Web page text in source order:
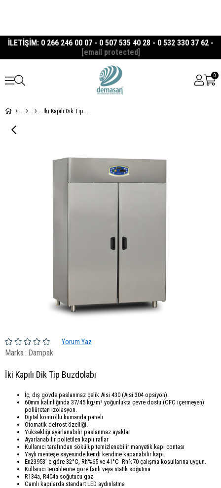
İLETİŞİM: 0 266 246 00 07 - 0 507 535 40 28 - 0 532 330 37 62 -
[email protected]
0
İki Kapılı Dik Tip Buzdolabı
Yorum Yaz
Marka: Dampak
İki Kapılı Dik Tip Buzdolabı
İç, dış gövde paslanmaz çelik Aisi 430 (Aisi 304 opsiyon).
60mm kalınlığında 37/45 kg/m³ yoğunlukta çevre dostu (CFC içermeyen)
poliüretan izolasyon.
Dijital kontrollü kumanda paneli
Otomatik defrost özelliği.
Yüksekliği ayarlanabilir paslanmaz ayaklar
Ayarlanabilir polietilen kaplı raflar
Kullanıcı tarafından sökülüp temizlenebilir manyetik kapı contası
Yaylı menteşe sayesinde kendi kendine kapanabilir kapı.
En23953’ e göre 32°C, Rh%65 ve 41°C Rh%70 çalışma koşullarına uygun.
Kullanıcı tercihlerine göre fanlı veya statik soğutma
R134a, R404a soğutucu gaz
Camlı kapılarda standart LED aydınlatma